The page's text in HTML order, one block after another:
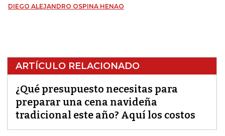
DIEGO ALEJANDRO OSPINA HENAO
ARTÍCULO RELACIONADO
¿Qué presupuesto necesitas para
preparar una cena navideña
tradicional este año? Aquí los costos